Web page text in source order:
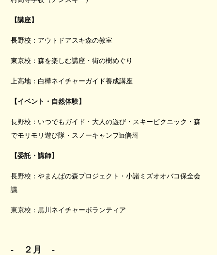
【講座】
長野校：アウトドアスキ森の教室
東京校：森を楽しむ講座・街の樹めぐり
上高地：白樺ネイチャーガイド養成講座
【イベント・自然体験】
長野校：いつでもガイド・大人の遊び・スキーピクニック・森
でモリモリ遊び隊・スノーキャンプin信州
【委託・講師】
長野校： やまんばの森プロジェクト・小諸ミズオオバコ保全会
議
東京校： 黒川ネイチャーボランティア
- ２月 -